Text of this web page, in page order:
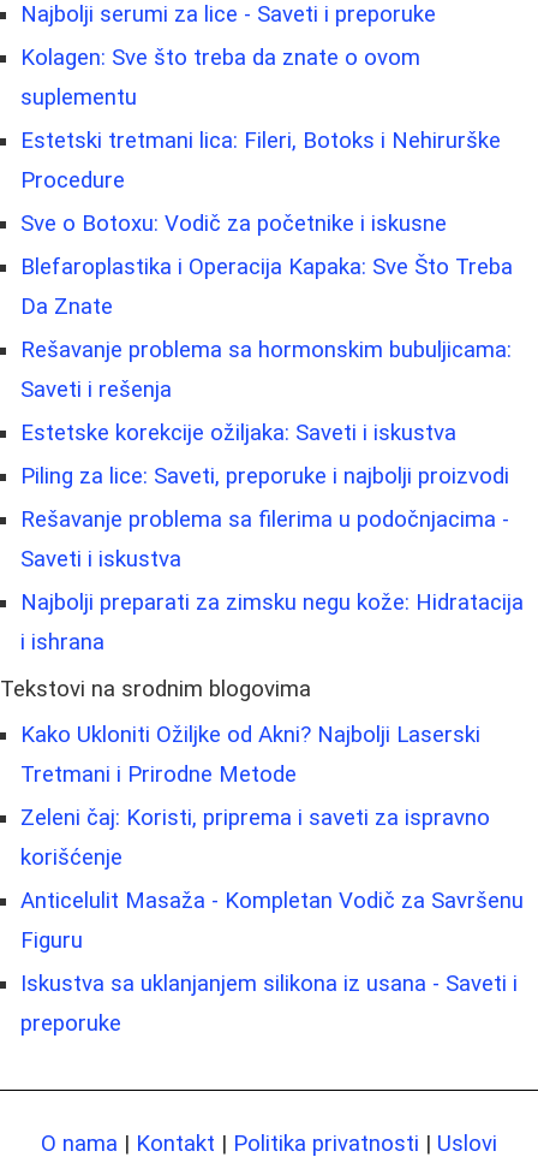
Najbolji serumi za lice - Saveti i preporuke
Kolagen: Sve što treba da znate o ovom
suplementu
Estetski tretmani lica: Fileri, Botoks i Nehirurške
Procedure
Sve o Botoxu: Vodič za početnike i iskusne
Blefaroplastika i Operacija Kapaka: Sve Što Treba
Da Znate
Rešavanje problema sa hormonskim bubuljicama:
Saveti i rešenja
Estetske korekcije ožiljaka: Saveti i iskustva
Piling za lice: Saveti, preporuke i najbolji proizvodi
Rešavanje problema sa filerima u podočnjacima -
Saveti i iskustva
Najbolji preparati za zimsku negu kože: Hidratacija
i ishrana
Tekstovi na srodnim blogovima
Kako Ukloniti Ožiljke od Akni? Najbolji Laserski
Tretmani i Prirodne Metode
Zeleni čaj: Koristi, priprema i saveti za ispravno
korišćenje
Anticelulit Masaža - Kompletan Vodič za Savršenu
Figuru
Iskustva sa uklanjanjem silikona iz usana - Saveti i
preporuke
O nama | Kontakt | Politika privatnosti | Uslovi